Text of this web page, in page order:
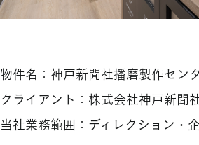
物件名：神戸新聞社播磨製作セン
クライアント：株式会社神戸新聞
当社業務範囲：ディレクション・